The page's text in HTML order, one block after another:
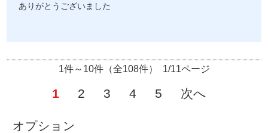
ありがとうございました
1件～10件（全108件） 1/11ページ
1 2 3 4 5 次へ
オプション